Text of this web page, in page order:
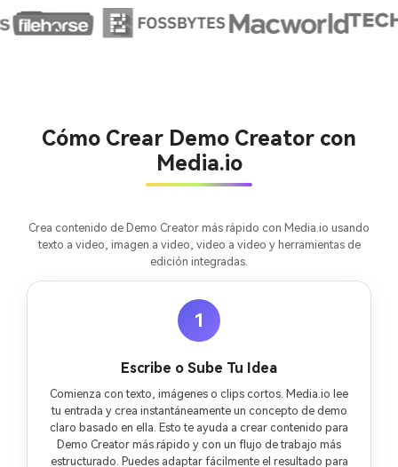
Cómo Crear Demo Creator con
Media.io
Crea contenido de Demo Creator más rápido con Media.io usando
texto a video, imagen a video, video a video y herramientas de
edición integradas.
1
Escribe o Sube Tu Idea
Comienza con texto, imágenes o clips cortos. Media.io lee
tu entrada y crea instantáneamente un concepto de demo
claro basado en ella. Esto te ayuda a crear contenido para
Demo Creator más rápido y con un flujo de trabajo más
estructurado. Puedes adaptar fácilmente el resultado para
Empieza Gratis→